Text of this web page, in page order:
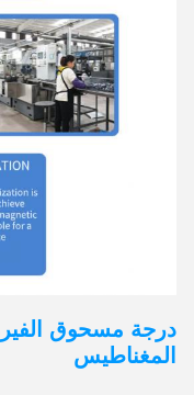
درجة مسحوق
المغناطيس